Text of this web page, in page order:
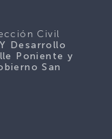
Civil
Desarrollo
Poniente y
San